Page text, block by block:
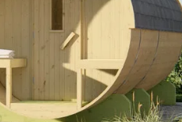
una sauna de
calidad!